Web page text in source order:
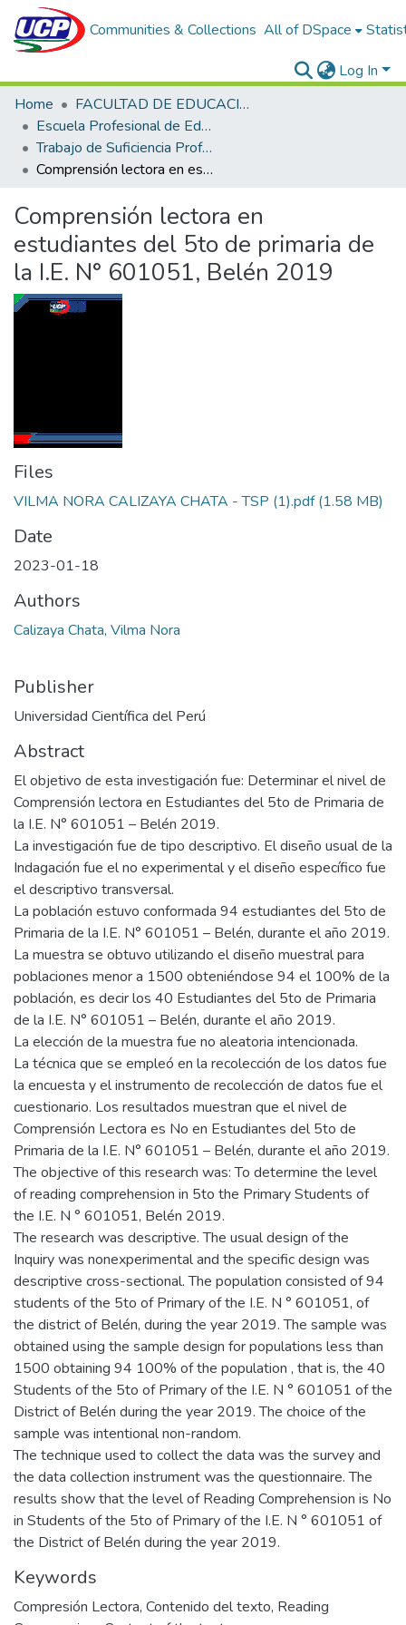
Communities & Collections All of DSpace
Log In
Home
FACULTAD DE EDUCACIÓN Y HUMANIDADES
Escuela Profesional de Educación Primaria
Trabajo de Suficiencia Profesional
Comprensión lectora en estudiantes del 5to de primaria de la I.E. N° 601051, Belén 2019
Comprensión lectora en
estudiantes del 5to de primaria de
la I.E. N° 601051, Belén 2019
Files
VILMA NORA CALIZAYA CHATA - TSP (1).pdf(1.58 MB)
Date
2023-01-18
Authors
Calizaya Chata, Vilma Nora
Publisher
Universidad Científica del Perú
Abstract
El objetivo de esta investigación fue: Determinar el nivel de
Comprensión lectora en Estudiantes del 5to de Primaria de
la I.E. N° 601051 – Belén 2019.
La investigación fue de tipo descriptivo. El diseño usual de la
Indagación fue el no experimental y el diseño específico fue
el descriptivo transversal.
La población estuvo conformada 94 estudiantes del 5to de
Primaria de la I.E. N° 601051 – Belén, durante el año 2019.
La muestra se obtuvo utilizando el diseño muestral para
poblaciones menor a 1500 obteniéndose 94 el 100% de la
población, es decir los 40 Estudiantes del 5to de Primaria
de la I.E. N° 601051 – Belén, durante el año 2019.
La elección de la muestra fue no aleatoria intencionada.
La técnica que se empleó en la recolección de los datos fue
la encuesta y el instrumento de recolección de datos fue el
cuestionario. Los resultados muestran que el nivel de
Comprensión Lectora es No en Estudiantes del 5to de
Primaria de la I.E. N° 601051 – Belén, durante el año 2019.
The objective of this research was: To determine the level
of reading comprehension in 5to the Primary Students of
the I.E. N ° 601051, Belén 2019.
The research was descriptive. The usual design of the
Inquiry was nonexperimental and the specific design was
descriptive cross-sectional. The population consisted of 94
students of the 5to of Primary of the I.E. N ° 601051, of
the district of Belén, during the year 2019. The sample was
obtained using the sample design for populations less than
1500 obtaining 94 100% of the population , that is, the 40
Students of the 5to of Primary of the I.E. N ° 601051 of the
District of Belén during the year 2019. The choice of the
sample was intentional non-random.
The technique used to collect the data was the survey and
the data collection instrument was the questionnaire. The
results show that the level of Reading Comprehension is No
in Students of the 5to of Primary of the I.E. N ° 601051 of
the District of Belén during the year 2019.
Keywords
Compresión Lectora, Contenido del texto, Reading